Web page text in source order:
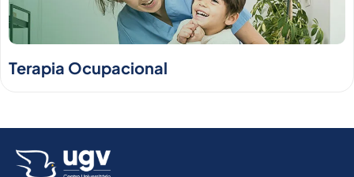
Terapia Ocupacional